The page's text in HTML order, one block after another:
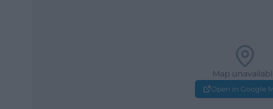
Map
Open in Google